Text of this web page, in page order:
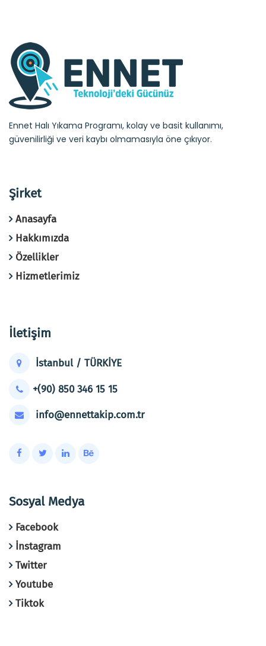
Ennet Halı Yıkama Programı, kolay ve basit kullanımı,
güvenilirliği ve veri kaybı olmamasıyla öne çıkıyor.
Şirket
Anasayfa
Hakkımızda
Özellikler
Hizmetlerimiz
İletişim
İstanbul / TÜRKİYE
+(90) 850 346 15 15
info@ennettakip.com.tr
Sosyal Medya
Facebook
İnstagram
Twitter
Youtube
Tiktok